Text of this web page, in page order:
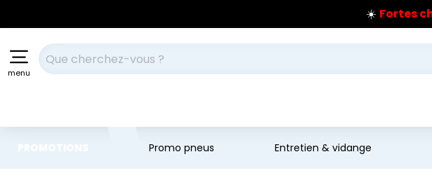
Prix
🔥
Jusqu'à 120€
menu
Votre recherche
Promo pneus Entretien & vidange